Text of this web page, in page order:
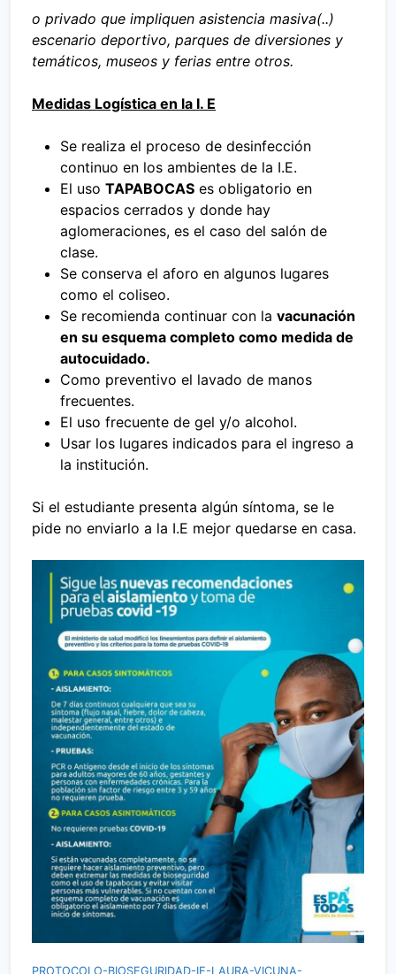
o privado que impliquen asistencia masiva(..)
escenario deportivo, parques de diversiones y
temáticos, museos y ferias entre otros.
Medidas Logística en la I. E
Se realiza el proceso de desinfección
continuo en los ambientes de la I.E.
El uso TAPABOCAS es obligatorio en
espacios cerrados y donde hay
aglomeraciones, es el caso del salón de
clase.
Se conserva el aforo en algunos lugares
como el coliseo.
Se recomienda continuar con la vacunación
en su esquema completo como medida de
autocuidado.
Como preventivo el lavado de manos
frecuentes.
El uso frecuente de gel y/o alcohol.
Usar los lugares indicados para el ingreso a
la institución.
Si el estudiante presenta algún síntoma, se le
pide no enviarlo a la I.E mejor quedarse en casa.
PROTOCOLO-BIOSEGURIDAD-IE-LAURA-VICUNA-